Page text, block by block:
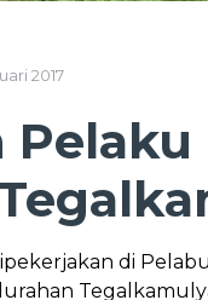
2017
di